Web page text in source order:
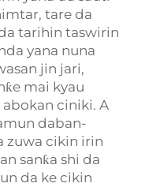
tare da
tarihin taswirin
yana nuna
jin jari,
mai kyau
abokan ciniki. A
daban-
zuwa cikin irin
sanƙa shi da
da ke cikin